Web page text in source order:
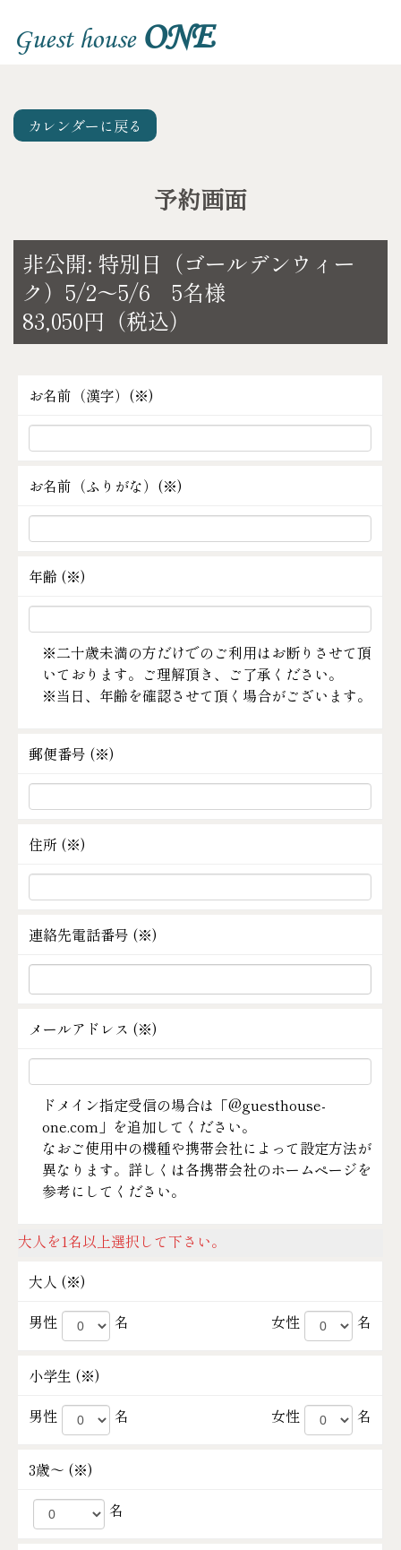
Guest house ONE
カレンダーに戻る
予約画面
非公開: 特別日（ゴールデンウィー
ク）5/2～5/6 5名様
83,050円（税込）
お名前（漢字）(※)
お名前（ふりがな）(※)
年齢 (※)
※二十歳未満の方だけでのご利用はお断りさせて頂
いております。ご理解頂き、ご了承ください。
※当日、年齢を確認させて頂く場合がございます。
郵便番号 (※)
住所 (※)
連絡先電話番号 (※)
メールアドレス (※)
ドメイン指定受信の場合は「@guesthouse-
one.com」を追加してください。
なおご使用中の機種や携帯会社によって設定方法が
異なります。詳しくは各携帯会社のホームページを
参考にしてください。
大人を1名以上選択して下さい。
大人 (※)
男性
名 女性 名
小学生 (※)
男性
名 女性 名
3歳～ (※)
名